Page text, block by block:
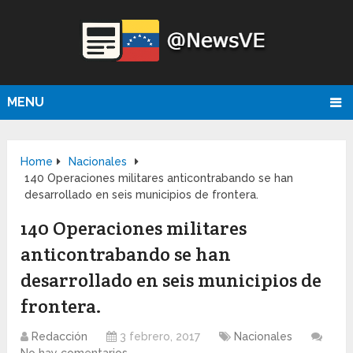
MENU
Home
Nacionales
140 Operaciones militares anticontrabando se han
desarrollado en seis municipios de frontera.
140 Operaciones militares
anticontrabando se han
desarrollado en seis municipios de
frontera.
Redacción 3 febrero, 2017
Nacionales